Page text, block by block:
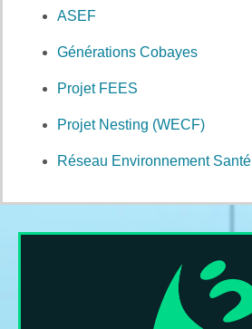
ASEF
Générations Cobayes
Projet FEES
Projet Nesting (WECF)
Réseau Environnement Santé